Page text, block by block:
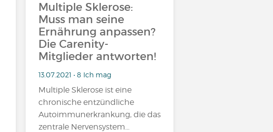
Multiple Sklerose:
Muss man seine
Ernährung anpassen?
Die Carenity-
Mitglieder antworten!
13.07.2021 • 8 Ich mag
Multiple Sklerose ist eine
chronische entzündliche
Autoimmunerkrankung, die das
zentrale Nervensystem…